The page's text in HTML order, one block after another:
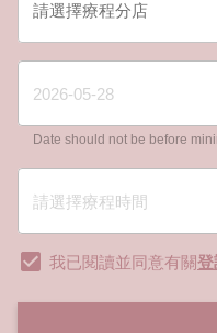
Date should not be before
我已閱讀並同意有關登